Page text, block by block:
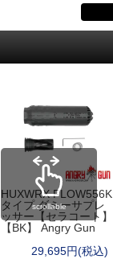
HUXWRX FLOW556K
タイプ ダミーサプレ
ッサー【セラコート】
【BK】 Angry Gun
29,695円(税込)
scrollable